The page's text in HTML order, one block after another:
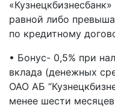
равной либо
по кредитному
• Бонус- 0,5% при
вклада (денежных
ОАО АБ
менее шести